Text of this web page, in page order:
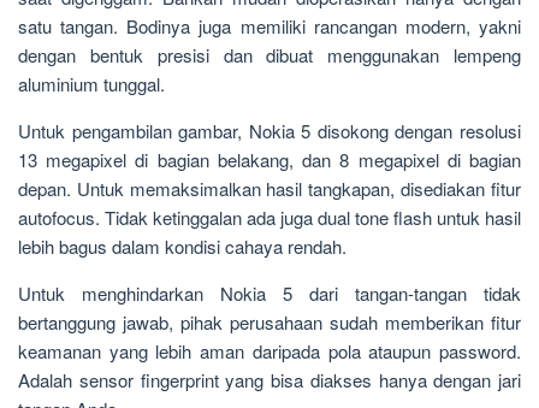
satu tangan. Bodinya juga memiliki rancangan modern, yakni
dengan bentuk presisi dan dibuat menggunakan lempeng
aluminium tunggal.
Untuk pengambilan gambar, Nokia 5 disokong dengan resolusi
13 megapixel di bagian belakang, dan 8 megapixel di bagian
depan. Untuk memaksimalkan hasil tangkapan, disediakan fitur
autofocus. Tidak ketinggalan ada juga dual tone flash untuk hasil
lebih bagus dalam kondisi cahaya rendah.
Untuk menghindarkan Nokia 5 dari tangan-tangan tidak
bertanggung jawab, pihak perusahaan sudah memberikan fitur
keamanan yang lebih aman daripada pola ataupun password.
Adalah sensor fingerprint yang bisa diakses hanya dengan jari